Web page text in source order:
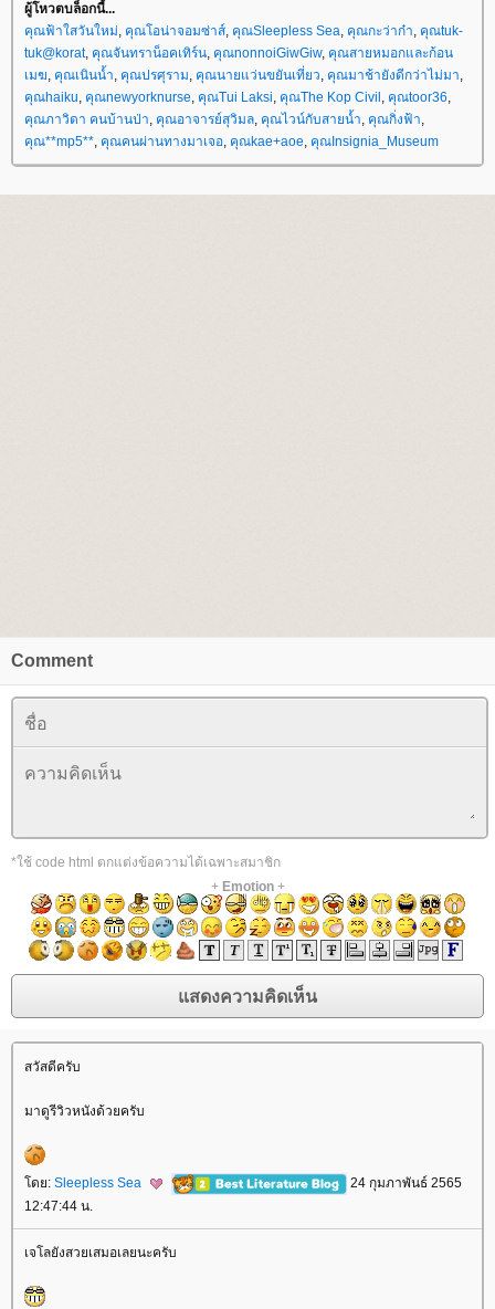
ผู้โหวตบล็อกนี้...
คุณฟ้าใสวันใหม่, คุณโอน่าจอมซ่าส์, คุณSleepless Sea, คุณกะว่าก๋า, คุณtuk-
tuk@korat, คุณจันทราน็อคเทิร์น, คุณnonnoiGiwGiw, คุณสายหมอกและก้อน
เมฆ, คุณเนินน้ำ, คุณปรศุราม, คุณนายแว่นขยันเที่ยว, คุณมาช้ายังดีกว่าไม่มา,
คุณhaiku, คุณnewyorknurse, คุณTui Laksi, คุณThe Kop Civil , คุณtoor36,
คุณภาวิดา คนบ้านป่า, คุณอาจารย์สุวิมล, คุณไวน์กับสายน้ำ, คุณกิ่งฟ้า,
คุณ**mp5**, คุณคนผ่านทางมาเจอ, คุณkae+aoe, คุณInsignia_Museum
Comment
*ใช้ code html ตกแต่งข้อความได้เฉพาะสมาชิก
+ Emotion+
สวัสดีครับ
มาดูรีวิวหนังด้วยครับ
ดย: Sleepless Sea
24 กุมภาพันธ์ 2565
12:47:44 น.
เจโลยังสวยเสมอเลยนะครับ